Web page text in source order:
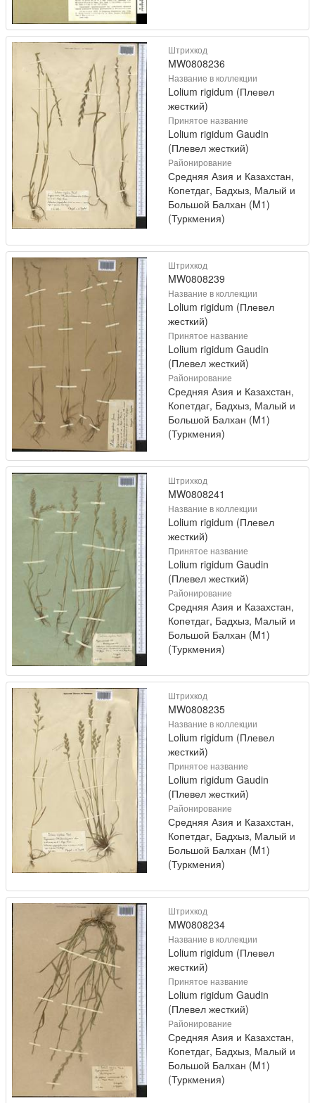
Штрихкод
MW0808236
Название в коллекции
Lolium rigidum (Плевел
жесткий)
Принятое название
Lolium rigidum Gaudin
(Плевел жесткий)
Районирование
Средняя Азия и Казахстан,
Копетдаг, Бадхыз, Малый и
Большой Балхан (M1)
(Туркмения)
Штрихкод
MW0808239
Название в коллекции
Lolium rigidum (Плевел
жесткий)
Принятое название
Lolium rigidum Gaudin
(Плевел жесткий)
Районирование
Средняя Азия и Казахстан,
Копетдаг, Бадхыз, Малый и
Большой Балхан (M1)
(Туркмения)
Штрихкод
MW0808241
Название в коллекции
Lolium rigidum (Плевел
жесткий)
Принятое название
Lolium rigidum Gaudin
(Плевел жесткий)
Районирование
Средняя Азия и Казахстан,
Копетдаг, Бадхыз, Малый и
Большой Балхан (M1)
(Туркмения)
Штрихкод
MW0808235
Название в коллекции
Lolium rigidum (Плевел
жесткий)
Принятое название
Lolium rigidum Gaudin
(Плевел жесткий)
Районирование
Средняя Азия и Казахстан,
Копетдаг, Бадхыз, Малый и
Большой Балхан (M1)
(Туркмения)
Штрихкод
MW0808234
Название в коллекции
Lolium rigidum (Плевел
жесткий)
Принятое название
Lolium rigidum Gaudin
(Плевел жесткий)
Районирование
Средняя Азия и Казахстан,
Копетдаг, Бадхыз, Малый и
Большой Балхан (M1)
(Туркмения)